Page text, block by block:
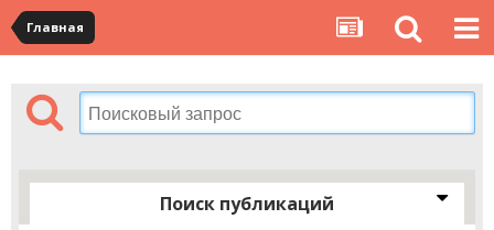
Главная
Поиск публикаций